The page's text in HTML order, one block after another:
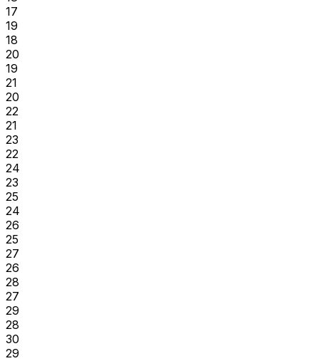
17
19
18
20
19
21
20
22
21
23
22
24
23
25
24
26
25
27
26
28
27
29
28
30
29